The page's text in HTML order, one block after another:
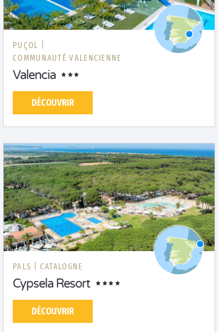
PUÇOL |
COMMUNAUTÉ VALENCIENNE
Valencia
DÉCOUVRIR
PALS | CATALOGNE
Cypsela Resort
DÉCOUVRIR